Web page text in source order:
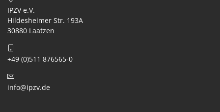
IPZV e.V.
Hildesheimer Str. 193A
30880 Laatzen
+49 (0)511 876565-0
info@ipzv.de